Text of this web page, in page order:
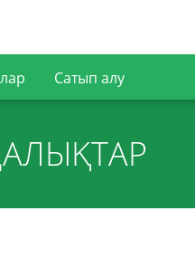
Сатып алу